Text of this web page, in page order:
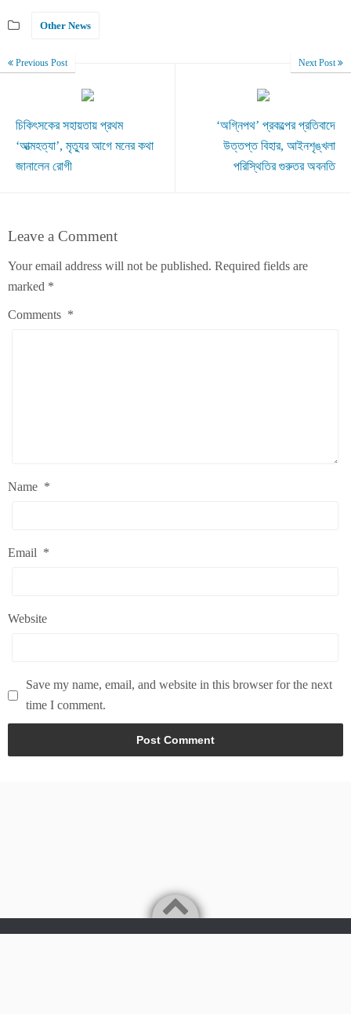
Other News
Previous Post
চিকিৎসকের সহায়তায় প্রথম
‘আত্মহত্যা’, মৃত্যুর আগে মনের কথা
জানালেন রোগী
Next Post
‘অগ্নিপথ’ প্রকল্পের প্রতিবাদে
উত্তপ্ত বিহার, আইনশৃঙ্খলা
পরিস্থিতির গুরুতর অবনতি
Leave a Comment
Your email address will not be published. Required fields are
marked *
Comments *
Name *
Email *
Website
Save my name, email, and website in this browser for the next
time I comment.